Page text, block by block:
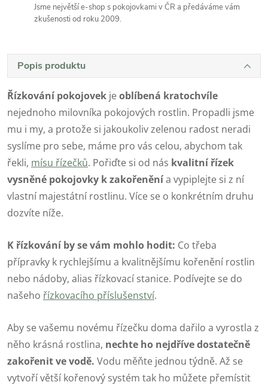
Jsme největší e-shop s pokojovkami v ČR a předáváme vám
zkušenosti od roku 2009.
Popis produktu
Řízkování pokojovek jeoblíbená kratochvíle
nejednoho milovníka pokojových rostlin. Propadli jsme
mu i my, a protože si jakoukoliv zelenou radost neradi
syslíme pro sebe, máme pro vás celou, abychom tak
řekli, mísu řízečků. Pořiďte si od nás kvalitní řízek
vysněné pokojovky k zakořeněnía vypiplejte si z ní
vlastní majestátní rostlinu. Více se o konkrétním druhu
dozvíte níže.
K řízkování by se vám mohlo hodit: Co třeba
přípravky k rychlejšímu a kvalitnějšímu kořenění rostlin
nebo nádoby, alias řízkovací stanice. Podívejte se do
našeho řízkovacího příslušenství.
Aby se vašemu novému řízečku doma dařilo a vyrostla z
něho krásná rostlina, nechte ho nejdříve dostatečně
zakořenit ve vodě. Vodu měňte jednou týdně. Až se
vytvoří větší kořenový systém tak ho můžete přemístit